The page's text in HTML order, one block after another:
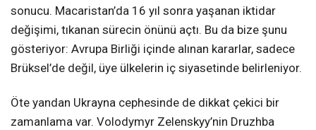
sonucu. Macaristan’da 16 yıl sonra yaşanan iktidar
değişimi, tıkanan sürecin önünü açtı. Bu da bize şunu
gösteriyor: Avrupa Birliği içinde alınan kararlar, sadece
Brüksel’de değil, üye ülkelerin iç siyasetinde belirleniyor.
Öte yandan Ukrayna cephesinde de dikkat çekici bir
zamanlama var. Volodymyr Zelenskyy’nin Druzhba